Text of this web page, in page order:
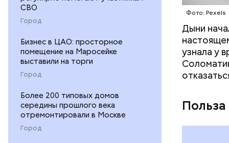
СВО
Город
Бизнес в ЦАО: просторное
помещение на Маросейке
выставили на торги
Город
Более 200 типовых домов
середины прошлого века
отремонтировали в Москве
Город
Фото: Pexels
Дыни
узнала у
— Если